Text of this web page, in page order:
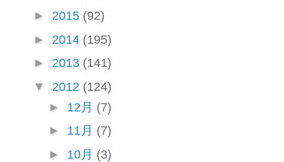
► 2015 (92)
► 2014 (195)
► 2013 (141)
▼ 2012 (124)
► 12月 (7)
► 11月 (7)
► 10月 (3)